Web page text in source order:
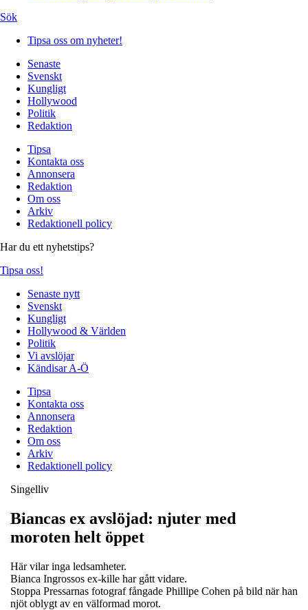
Sök
Tipsa oss om nyheter!
Senaste
Svenskt
Kungligt
Hollywood
Politik
Redaktion
Tipsa
Kontakta oss
Annonsera
Redaktion
Om oss
Arkiv
Redaktionell policy
Har du ett nyhetstips?
Tipsa oss!
Senaste nytt
Svenskt
Kungligt
Hollywood & Världen
Politik
Vi avslöjar
Kändisar A-Ö
Tipsa
Kontakta oss
Annonsera
Redaktion
Om oss
Arkiv
Redaktionell policy
Singelliv
Biancas ex avslöjad: njuter med
moroten helt öppet
Här vilar inga ledsamheter.
Bianca Ingrossos ex-kille har gått vidare.
Stoppa Pressarnas fotograf fångade Phillipe Cohen på bild när han
njöt oblygt av en välformad morot.